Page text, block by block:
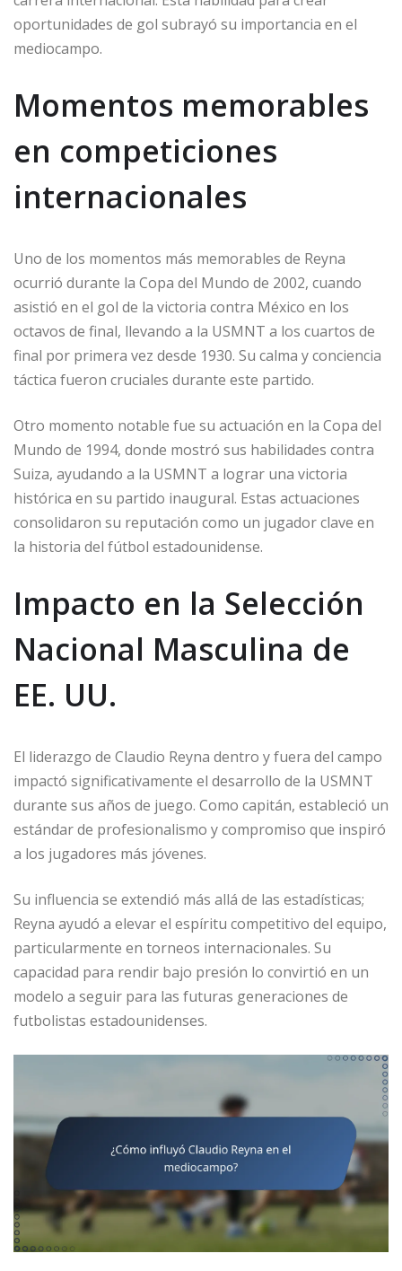
oportunidades de gol subrayó su importancia en el
mediocampo.
Momentos memorables
en competiciones
internacionales
Uno de los momentos más memorables de Reyna
ocurrió durante la Copa del Mundo de 2002, cuando
asistió en el gol de la victoria contra México en los
octavos de final, llevando a la USMNT a los cuartos de
final por primera vez desde 1930. Su calma y conciencia
táctica fueron cruciales durante este partido.
Otro momento notable fue su actuación en la Copa del
Mundo de 1994, donde mostró sus habilidades contra
Suiza, ayudando a la USMNT a lograr una victoria
histórica en su partido inaugural. Estas actuaciones
consolidaron su reputación como un jugador clave en
la historia del fútbol estadounidense.
Impacto en la Selección
Nacional Masculina de
EE. UU.
El liderazgo de Claudio Reyna dentro y fuera del campo
impactó significativamente el desarrollo de la USMNT
durante sus años de juego. Como capitán, estableció un
estándar de profesionalismo y compromiso que inspiró
a los jugadores más jóvenes.
Su influencia se extendió más allá de las estadísticas;
Reyna ayudó a elevar el espíritu competitivo del equipo,
particularmente en torneos internacionales. Su
capacidad para rendir bajo presión lo convirtió en un
modelo a seguir para las futuras generaciones de
futbolistas estadounidenses.